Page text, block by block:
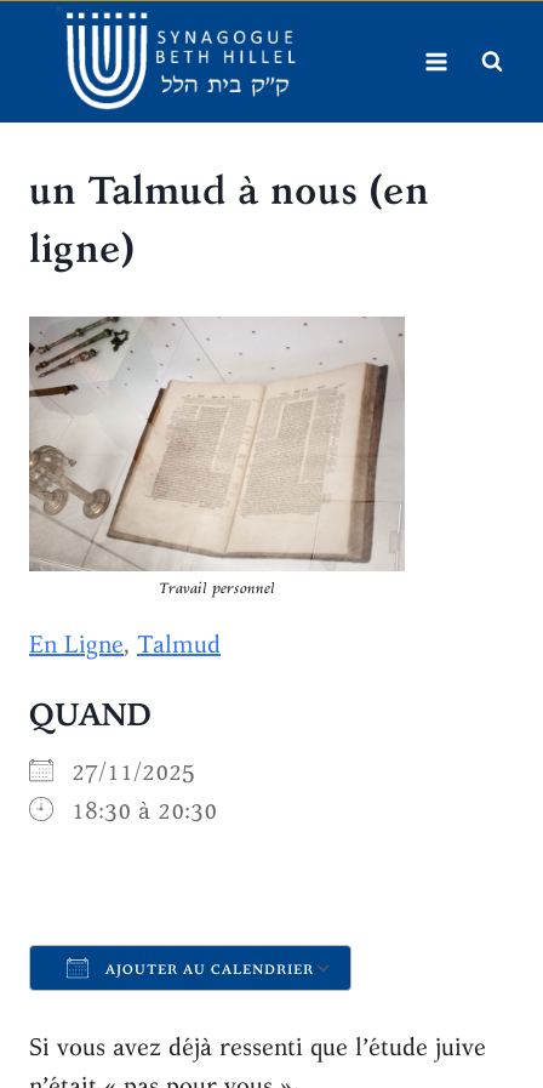
contenu
un Talmud à nous (en
ligne)
Travail personnel
En Ligne, Talmud
QUAND
27/11/2025
18:30 à 20:30
AJOUTER AU CALENDRIER
Télécharger ICS Calendrier
Si vous avez déjà ressenti que l’étude juive